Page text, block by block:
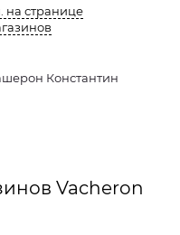
на странице
Константин
Vacheron